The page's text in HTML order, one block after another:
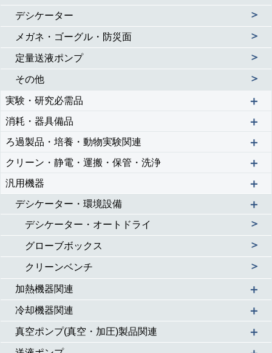
デシケーター ＞
メガネ・ゴーグル・防災面 ＞
定量送液ポンプ ＞
その他 ＞
実験・研究必需品 ＋
消耗・器具備品 ＋
ろ過製品・培養・動物実験関連 ＋
クリーン・静電・運搬・保管・洗浄 ＋
汎用機器 ＋
デシケーター・環境設備 ＋
デシケーター・オートドライ ＞
グローブボックス ＞
クリーンベンチ ＞
加熱機器関連 ＋
冷却機器関連 ＋
真空ポンプ(真空・加圧)製品関連 ＋